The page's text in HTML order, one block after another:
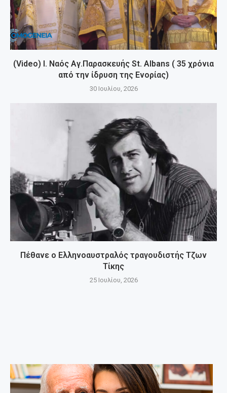
(Video) Ι. Ναός Αγ.Παρασκευής St. Albans ( 35 χρόνια
από την ίδρυση της Ενορίας)
30 Ιουλίου, 2026
Πέθανε ο Ελληνοαυστραλός τραγουδιστής Τζων
Τίκης
25 Ιουλίου, 2026